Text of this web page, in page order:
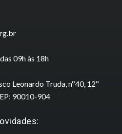
das 09h às 18h
Leonardo Truda, nº40, 12º
90010-904